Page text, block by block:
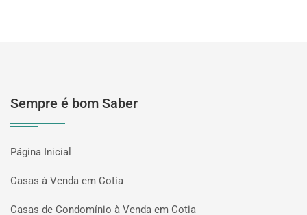
Sempre é bom Saber
Página Inicial
Casas à Venda em Cotia
Casas de Condomínio à Venda em Cotia